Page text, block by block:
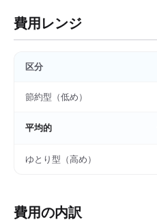
費用レンジ
区分
節約型（低め）
平均的
ゆとり型（高め）
費用の内訳